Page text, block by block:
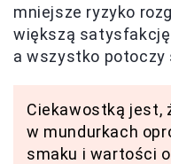
mniejsze ryzyko
większą
a wszystko potoczy
Ciekawostką jest,
w mundurkach
smaku i wartości